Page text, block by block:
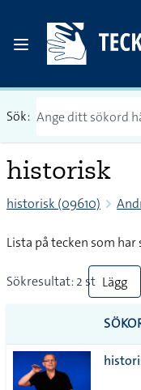
Sök:
historisk
historisk (09610)
Lista på tecken som
Sökresultat: 2 st Lägg
till
alla i